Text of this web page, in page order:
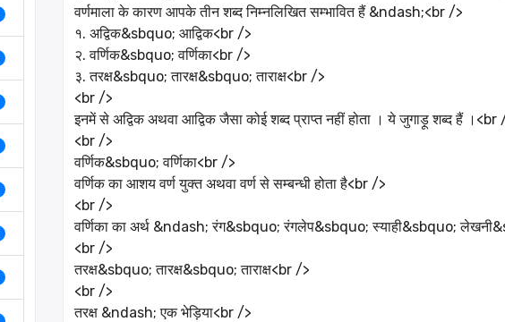
वर्णमाला के कारण आपके तीन शब्द निम्नलिखित सम्भावित हैं &ndash;<br />
१. अद्विक&sbquo; आद्विक<br />
२. वर्णिक&sbquo; वर्णिका<br />
३. तरक्ष&sbquo; तारक्ष&sbquo; ताराक्ष<br />
<br />
इनमें से अद्विक अथवा आद्विक जैसा कोई शब्द प्राप्त नहीं होता । ये जुगाड़ू शब्द हैं ।<br
<br />
वर्णिक&sbquo; वर्णिका<br />
वर्णिक का आशय वर्ण युक्त अथवा वर्ण से सम्बन्धी होता है<br />
<br />
वर्णिका का अर्थ &ndash; रंग&sbquo; रंगलेप&sbquo; स्याही&sbquo;
<br />
तरक्ष&sbquo; तारक्ष&sbquo; ताराक्ष<br />
<br />
तरक्ष &ndash; एक भेड़िया<br />